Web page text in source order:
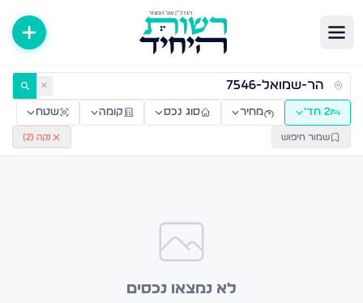
דירות למכירה ולהשכרה — רשות היחיד ✕
2 חד׳ מחיר סוג נכס קומה שטח
שמור חיפוש נקה (2
)
לא נמצאו נכסים